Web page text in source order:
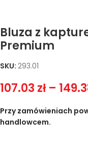
Bluza z
Premium
SKU: 293.01
107.03 zł –
Przy zamówieniach
handlowcem.